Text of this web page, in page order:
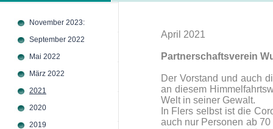
April 2021
Partnerschaftsverein
Der Vorstand und auch
an diesem
Welt in seiner Gewalt.
In Flers selbst ist die
auch nur Personen ab
November 2023:
September 2022
Mai 2022
März 2022
2021
2020
2019